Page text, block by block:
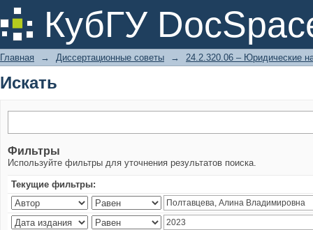
КубГУ
Искать
Главная → Диссертационные советы → 24.2.320.06 – Юридические
Искать
Фильтры
Используйте фильтры для уточнения результатов поиска.
Текущие фильтры: